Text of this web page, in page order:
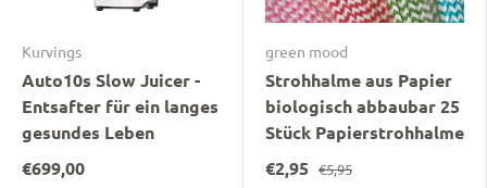
Kurvings
Auto10s Slow Juicer -
Entsafter für ein langes
gesundes Leben
€699,00
green mood
Strohhalme aus Papier
biologisch abbaubar 25
Stück Papierstrohhalme
€2,95 €5,95